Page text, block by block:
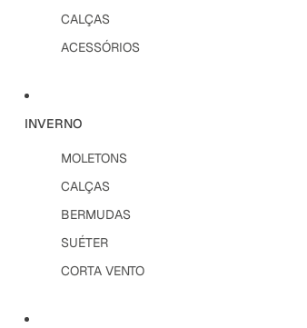
CALÇAS
ACESSÓRIOS
INVERNO
MOLETONS
CALÇAS
BERMUDAS
SUÉTER
CORTA VENTO